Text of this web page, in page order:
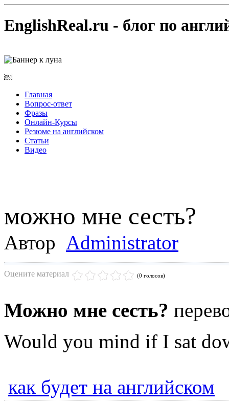
EnglishReal.ru - блог по
￼
Главная
Вопрос-ответ
Фразы
Онлайн-Курсы
Резюме на английском
Статьи
Видео
можно мне сесть?
Автор Administrator
Оцените материал (0 голосов)
Можно мне сесть?
Would you mind if I sat
как будет на английском